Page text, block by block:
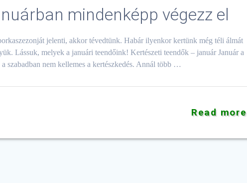
mindenképp végezz el
jelenti, akkor tévedtünk. Habár ilyenkor kertünk még téli álmát
Lássuk, melyek a januári teendőink! Kertészeti teendők – január Január a
szabadban nem kellemes a kertészkedés. Annál több …
Read more